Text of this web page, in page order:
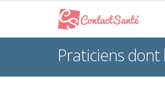
Praticiens